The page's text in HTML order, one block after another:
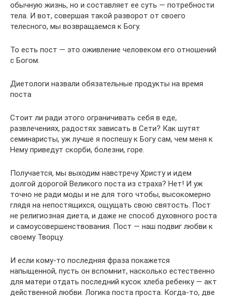
обычную жизнь, но и составляет ее суть — потребности
тела. И вот, совершая такой разворот от своего
телесного, мы возвращаемся к Богу.
То есть пост — это оживление человеком его отношений
с Богом.
Диетологи назвали обязательные продукты на время
поста
Стоит ли ради этого ограничивать себя в еде,
развлечениях, радостях зависать в Сети? Как шутят
семинаристы, уж лучше я поспешу к Богу сам, чем меня к
Нему приведут скорби, болезни, горе.
Получается, мы выходим навстречу Христу и идем
долгой дорогой Великого поста из страха? Нет! И уж
точно не ради моды и не для того чтобы, высокомерно
глядя на непостящихся, ощущать свою святость. Пост
не религиозная диета, и даже не способ духовного роста
и самоусовершенствования. Пост — наш подвиг любви к
своему Творцу.
И если кому-то последняя фраза покажется
напыщенной, пусть он вспомнит, насколько естественно
для матери отдать последний кусок хлеба ребенку — акт
действенной любви. Логика поста проста. Когда-то, две